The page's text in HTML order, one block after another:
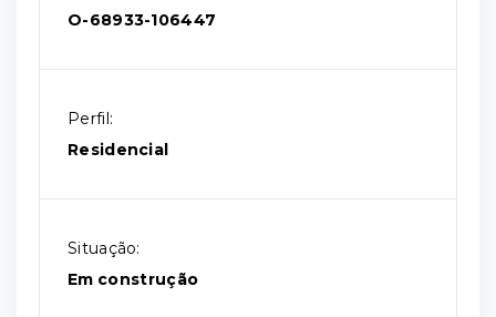
O-68933-106447
Perfil:
Residencial
Situação:
Em construção